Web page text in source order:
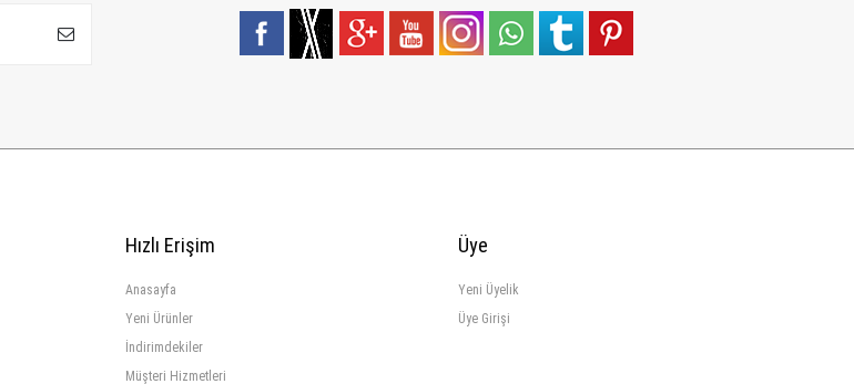
Hızlı Erişim
Anasayfa
Yeni Ürünler
İndirimdekiler
Müşteri Hizmetleri
Üye
Yeni Üyelik
Üye Girişi